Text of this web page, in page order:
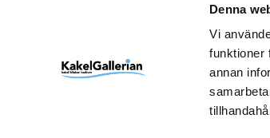
Denna
Vi
funktioner
annan
kommer till vår butik eller besöker vår
webbshop ska bli inspirerade till nya och